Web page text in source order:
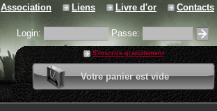
Association Liens Livre d'or Contacts
Login: Passe:
S'inscrire gratuitement
Votre panier est vide
0 article
Valider votre panier